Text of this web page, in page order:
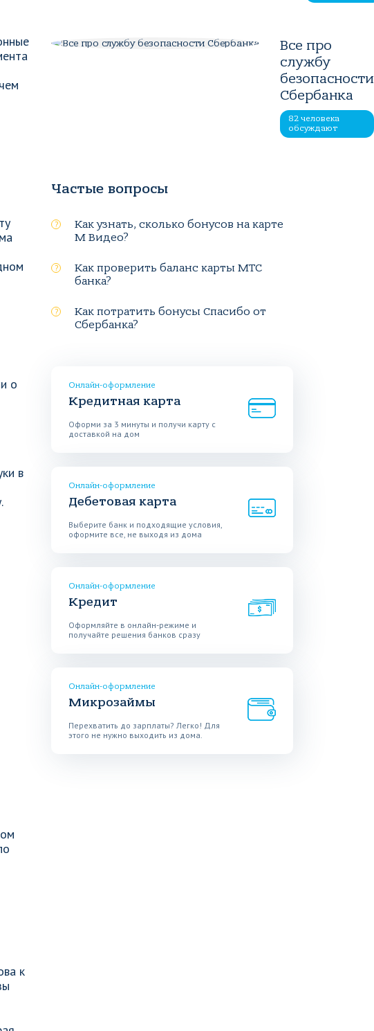
о
в
к
Все про
службу
безопасности
Сбербанка
82 человека
обсуждают
Частые вопросы
Как узнать, сколько бонусов на карте
М Видео?
Как проверить баланс карты МТС
банка?
Как потратить бонусы Спасибо от
Сбербанка?
Онлайн-оформление
Кредитная карта
Оформи за 3 минуты и получи карту с
доставкой на дом
Онлайн-оформление
Дебетовая карта
Выберите банк и подходящие условия,
оформите все, не выходя из дома
Онлайн-оформление
Кредит
Оформляйте в онлайн-режиме и
получайте решения банков сразу
Онлайн-оформление
Микрозаймы
Перехватить до зарплаты? Легко! Для
этого не нужно выходить из дома.